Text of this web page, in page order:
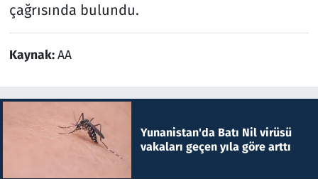
çağrısında bulundu.
Kaynak:AA
Yunanistan'da Batı Nil virüsü
vakaları geçen yıla göre arttı